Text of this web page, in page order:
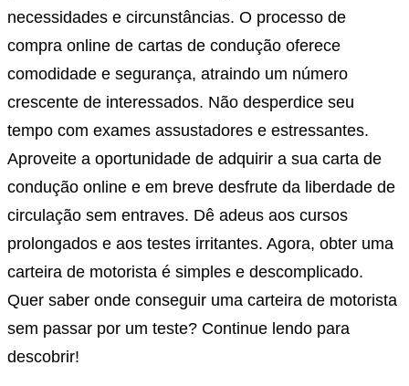
necessidades e circunstâncias. O processo de
compra online de cartas de condução oferece
comodidade e segurança, atraindo um número
crescente de interessados. Não desperdice seu
tempo com exames assustadores e estressantes.
Aproveite a oportunidade de adquirir a sua carta de
condução online e em breve desfrute da liberdade de
circulação sem entraves. Dê adeus aos cursos
prolongados e aos testes irritantes. Agora, obter uma
carteira de motorista é simples e descomplicado.
Quer saber onde conseguir uma carteira de motorista
sem passar por um teste? Continue lendo para
descobrir!